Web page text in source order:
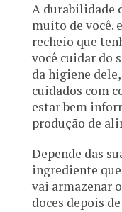
A durabilidade
muito de você.
recheio que
você cuidar do
da higiene
cuidados com
estar bem
produção de
Depende das
ingrediente
vai armazenar
doces depois